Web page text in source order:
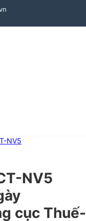
NV5
NV5
cục Thuế-